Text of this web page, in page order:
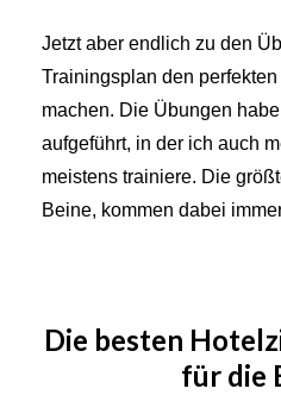
Jetzt aber endlich zu den
Trainingsplan den
machen. Die Übungen
aufgeführt, in der ich auch
meistens trainiere. Die
Beine, kommen dabei
Die besten
für die